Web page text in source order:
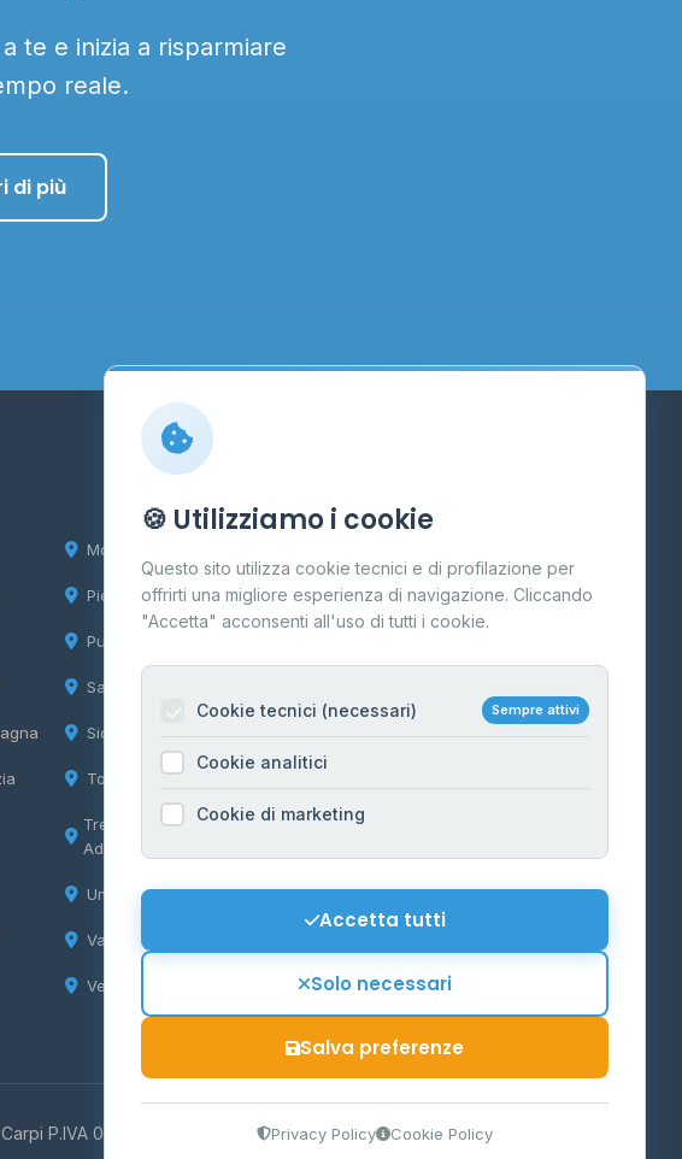
te e inizia a risparmiare
reale.
di più
Molise
Piemonte
Puglia
Sardegna
Sicilia
Toscana
Trentino-Alto
Adige
Umbria
Valle d'Aosta
Veneto
Contatti
Per gestori
Informazioni legali
Privacy Policy
Cookie Policy
Mappa del sito
Contattaci
P.IVA 03859300364
🍪 Utilizziamo i cookie
Questo sito utilizza cookie tecnici e di profilazione per
offrirti una migliore esperienza di navigazione. Cliccando
"Accetta" acconsenti all'uso di tutti i cookie.
Cookie tecnici (necessari) Sempre attivi
Cookie analitici
Cookie di marketing
Accetta tutti
Solo necessari
Salva preferenze
Privacy Policy Cookie Policy